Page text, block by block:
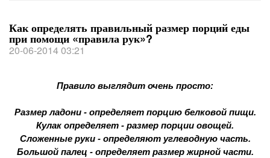
Как определять правильный размер порций еды
при помощи «правила рук»?
20-06-2014 03:21
Правило выглядит очень просто:
Размер ладони - определяет порцию белковой пищи.
Кулак определяет - размер порции овощей.
Сложенные руки - определяют углеводную часть.
Большой палец - определяет размер жирной части.